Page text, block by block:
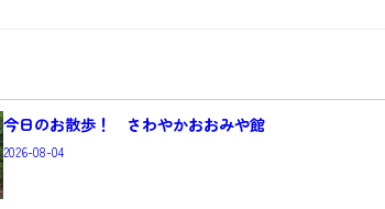
今日のお散歩！ さわやかおおみや館
2026-08-04